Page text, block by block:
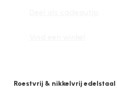
Roestvrij & nikkelvrij edelstaal